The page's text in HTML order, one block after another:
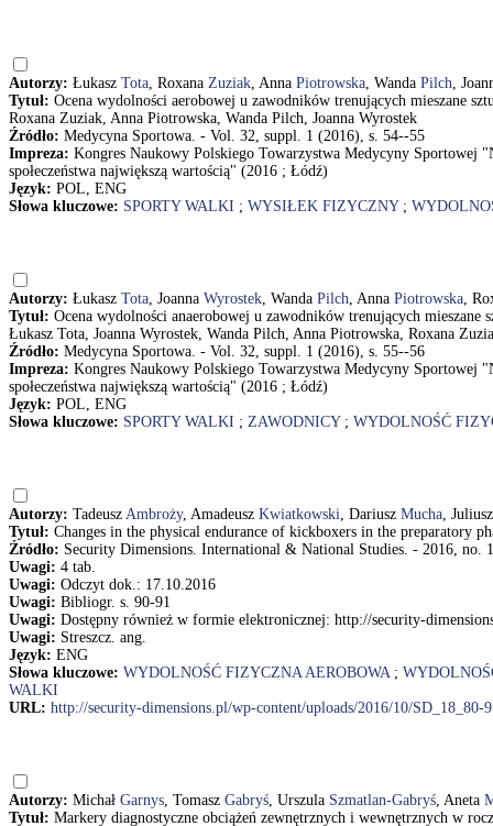
Autorzy: Łukasz Tota, Roxana Zuziak, Anna Piotrowska, Wanda Pilch,
Tytuł: Ocena wydolności aerobowej u zawodników trenujących mieszane
Roxana Zuziak, Anna Piotrowska, Wanda Pilch, Joanna Wyrostek
Źródło: Medycyna Sportowa. - Vol. 32, suppl. 1 (2016), s. 54--55
Impreza: Kongres Naukowy Polskiego Towarzystwa Medycyny Sportowej
społeczeństwa największą wartością" (2016 ; Łódź)
Język: POL, ENG
Słowa kluczowe: SPORTY WALKI ; WYSIŁEK FIZYCZNY;
Autorzy: Łukasz Tota, Joanna Wyrostek, Wanda Pilch, Anna Piotrowska,
Tytuł: Ocena wydolności anaerobowej u zawodników trenujących
Łukasz Tota, Joanna Wyrostek, Wanda Pilch, Anna Piotrowska, Roxana
Źródło: Medycyna Sportowa. - Vol. 32, suppl. 1 (2016), s. 55--56
Impreza: Kongres Naukowy Polskiego Towarzystwa Medycyny Sportowej
społeczeństwa największą wartością" (2016 ; Łódź)
Język: POL, ENG
Słowa kluczowe: SPORTY WALKI ; ZAWODNICY; WYDOLNOŚĆ
Autorzy: Tadeusz Ambroży, Amadeusz Kwiatkowski, Dariusz Mucha,
Tytuł: Changes in the physical endurance of kickboxers in the preparatory
Źródło: Security Dimensions. International & National Studies. - 2016, no.
Uwagi: 4 tab.
Uwagi: Odczyt dok.: 17.10.2016
Uwagi: Bibliogr. s. 90-91
Uwagi: Dostępny również w formie elektronicznej: http://security-
Uwagi: Streszcz. ang.
Język: ENG
Słowa kluczowe: WYDOLNOŚĆ FIZYCZNA AEROBOWA;
WALKI
URL: http://security-dimensions.pl/wp-content/uploads/2016/10/SD_18_80-
Autorzy: Michał Garnys, Tomasz Gabryś, Urszula Szmatlan-Gabryś, Aneta
Tytuł: Markery diagnostyczne obciążeń zewnętrznych i wewnętrznych w